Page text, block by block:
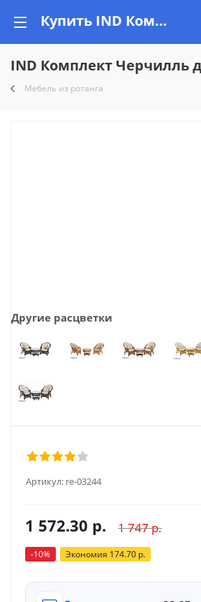
Купить IND Комплект Черчилль дуэт венге, низкая цена, рассрочка на Vishop.
IND Комплект Черчилль
Мебель из ротанга
Другие расцветки
Артикул: re-03244
1 572.30 р. 1 747р.
-10% Экономия 174.70 р.